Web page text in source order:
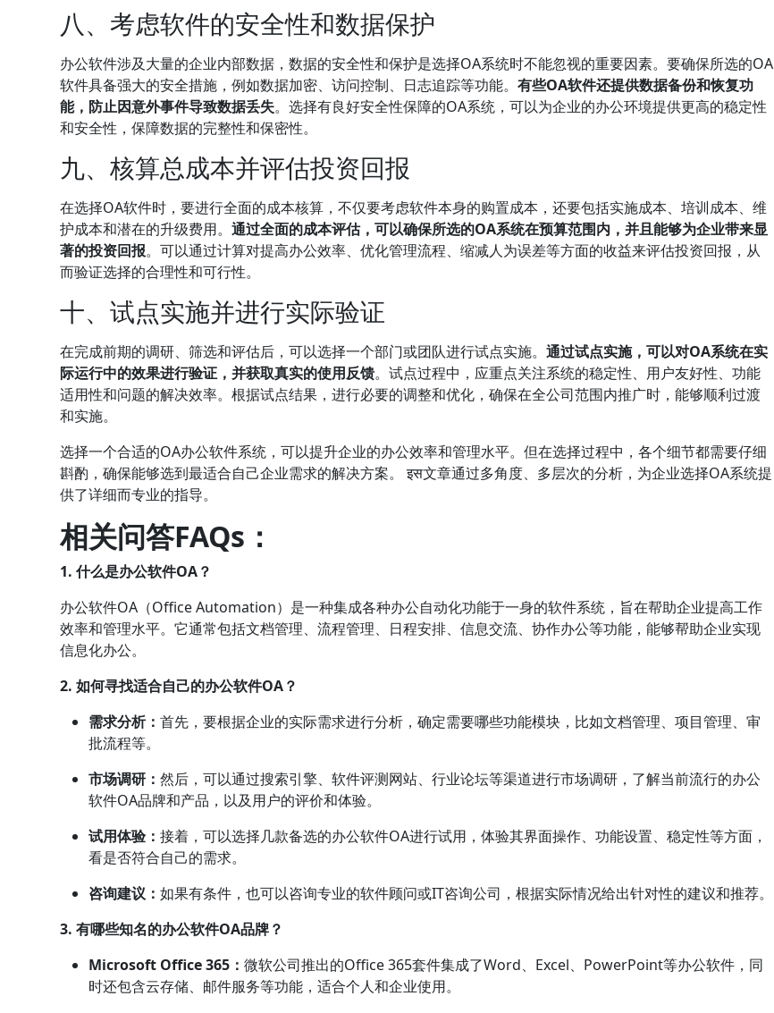
八、考虑软件的安全性和数据保护
办公软件涉及大量的企业内部数据，数据的安全性和保护是选择OA系统时不能忽视的重要因素。要确保所选的OA
软件具备强大的安全措施，例如数据加密、访问控制、日志追踪等功能。有些OA软件还提供数据备份和恢复功
能，防止因意外事件导致数据丢失。选择有良好安全性保障的OA系统，可以为企业的办公环境提供更高的稳定性
和安全性，保障数据的完整性和保密性。
九、核算总成本并评估投资回报
在选择OA软件时，要进行全面的成本核算，不仅要考虑软件本身的购置成本，还要包括实施成本、培训成本、维
护成本和潜在的升级费用。通过全面的成本评估，可以确保所选的OA系统在预算范围内，并且能够为企业带来显
著的投资回报。可以通过计算对提高办公效率、优化管理流程、缩减人为误差等方面的收益来评估投资回报，从
而验证选择的合理性和可行性。
十、试点实施并进行实际验证
在完成前期的调研、筛选和评估后，可以选择一个部门或团队进行试点实施。通过试点实施，可以对OA系统在实
际运行中的效果进行验证，并获取真实的使用反馈。试点过程中，应重点关注系统的稳定性、用户友好性、功能
适用性和问题的解决效率。根据试点结果，进行必要的调整和优化，确保在全公司范围内推广时，能够顺利过渡
和实施。
选择一个合适的OA办公软件系统，可以提升企业的办公效率和管理水平。但在选择过程中，各个细节都需要仔细
斟酌，确保能够选到最适合自己企业需求的解决方案。 इस文章通过多角度、多层次的分析，为企业选择OA系统提
供了详细而专业的指导。
相关问答FAQs：
1. 什么是办公软件OA？
办公软件OA（Office Automation）是一种集成各种办公自动化功能于一身的软件系统，旨在帮助企业提高工作
效率和管理水平。它通常包括文档管理、流程管理、日程安排、信息交流、协作办公等功能，能够帮助企业实现
信息化办公。
2. 如何寻找适合自己的办公软件OA？
需求分析：首先，要根据企业的实际需求进行分析，确定需要哪些功能模块，比如文档管理、项目管理、审
批流程等。
市场调研：然后，可以通过搜索引擎、软件评测网站、行业论坛等渠道进行市场调研，了解当前流行的办公
软件OA品牌和产品，以及用户的评价和体验。
试用体验：接着，可以选择几款备选的办公软件OA进行试用，体验其界面操作、功能设置、稳定性等方面，
看是否符合自己的需求。
咨询建议：如果有条件，也可以咨询专业的软件顾问或IT咨询公司，根据实际情况给出针对性的建议和推荐。
3. 有哪些知名的办公软件OA品牌？
Microsoft Office 365：微软公司推出的Office 365套件集成了Word、Excel、PowerPoint等办公软件，同
时还包含云存储、邮件服务等功能，适合个人和企业使用。